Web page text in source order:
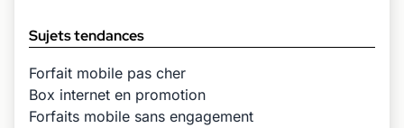
Sujets tendances
Forfait mobile pas cher
Box internet en promotion
Forfaits mobile sans engagement